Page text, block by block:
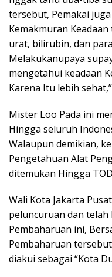
tersebut, Pemakai
Kemakmuran
urat, bilirubin, dan
Melakukanupaya
mengetahui keadaan
Karena Itu lebih
Mister Loo Pada ini
Hingga seluruh
Walaupun demikian,
Pengetahuan Alat
ditemukan Hingga
Wali Kota Jakarta
peluncuruan dan
Pembaharuan ini,
Pembaharuan
diakui sebagai “Kota